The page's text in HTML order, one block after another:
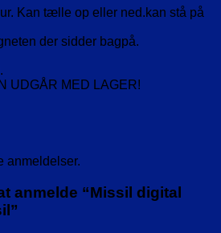
Kan tælle op eller ned.kan stå på
der sidder bagpå.
UDGÅR MED LAGER!
anmeldelser.
anmelde “Missil digital